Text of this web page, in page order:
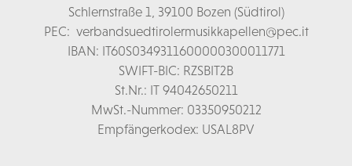
Schlernstraße 1, 39100 Bozen (Südtirol)
PEC: verbandsuedtirolermusikkapellen@pec.it
IBAN: IT60S0349311600000300011771
SWIFT-BIC: RZSBIT2B
St.Nr.: IT 94042650211
MwSt.-Nummer: 03350950212
Empfängerkodex: USAL8PV